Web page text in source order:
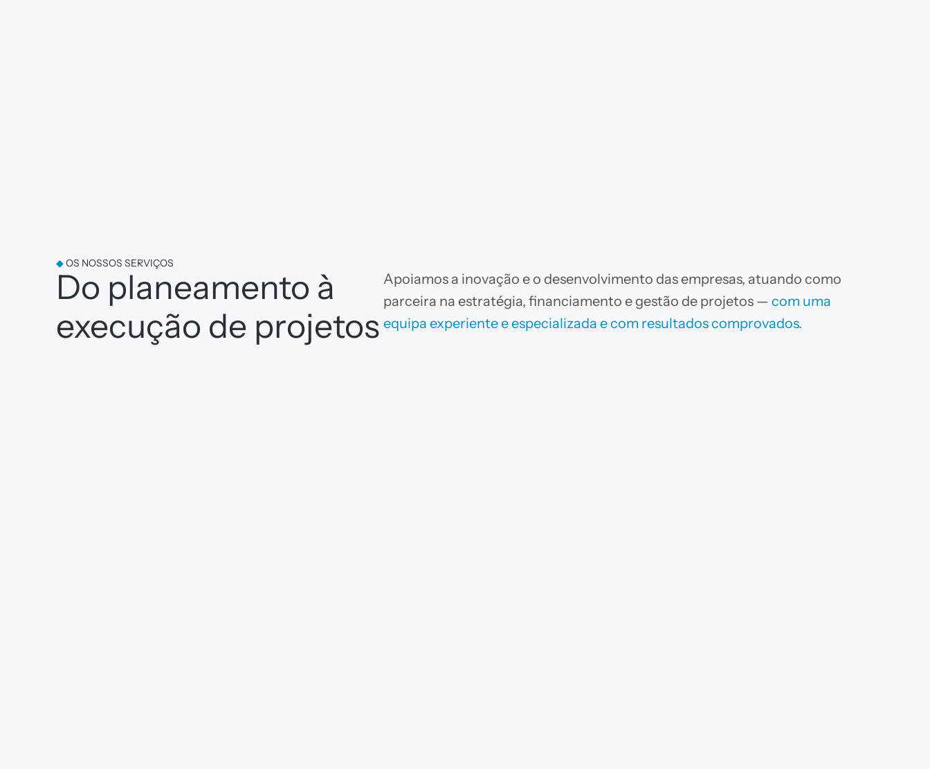
◆OS NOSSOS SERVIÇOS
Do planeamento à
execução de projetos
Apoiamos a inovação e o desenvolvimento das empresas, atuando como
parceira na estratégia, financiamento e gestão de projetos — com uma
equipa experiente e especializada e com resultados comprovados.